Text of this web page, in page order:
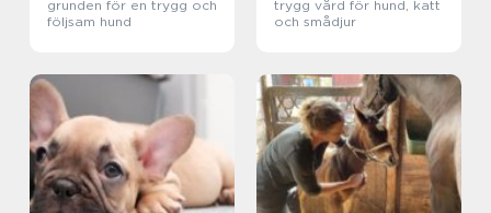
grunden för en trygg och
följsam hund
trygg vård för hund, katt
och smådjur